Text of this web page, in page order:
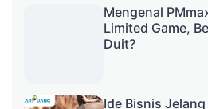
Mengenal
Limited Game,
Duit?
Ide Bisnis